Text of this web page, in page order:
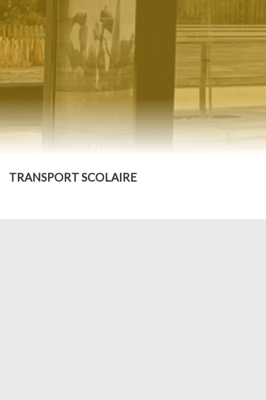
TRANSPORT SCOLAIRE